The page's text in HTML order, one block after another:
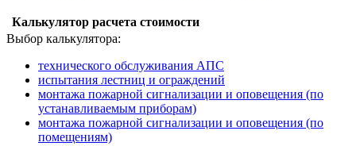
Калькулятор расчета стоимости
Выбор калькулятора:
технического обслуживания АПС
испытания лестниц и ограждений
монтажа пожарной сигнализации и оповещения (по
устанавливаемым приборам)
монтажа пожарной сигнализации и оповещения (по
помещениям)